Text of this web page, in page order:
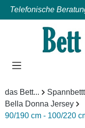
Zum Hauptinhalt
Telefonische
das Bett...
Bella Donna Jersey
90/190 cm - 100/220